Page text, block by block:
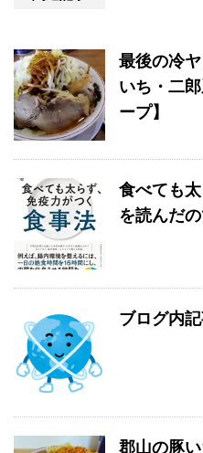
最後の冷
いち・二
ープ】
食べても
を読んだ
ブログ内
郡山の豚い